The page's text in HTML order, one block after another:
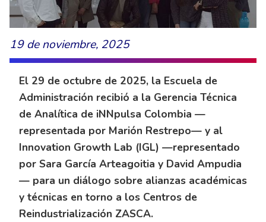
19 de noviembre, 2025
El 29 de octubre de 2025, la Escuela de
Administración recibió a la Gerencia Técnica
de Analítica de iNNpulsa Colombia —
representada por Marión Restrepo— y al
Innovation Growth Lab (IGL) —representado
por Sara García Arteagoitia y David Ampudia
— para un diálogo sobre alianzas académicas
y técnicas en torno a los Centros de
Reindustrialización ZASCA.